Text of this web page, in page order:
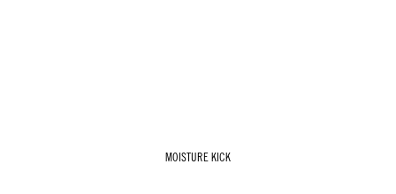
MOISTURE KICK